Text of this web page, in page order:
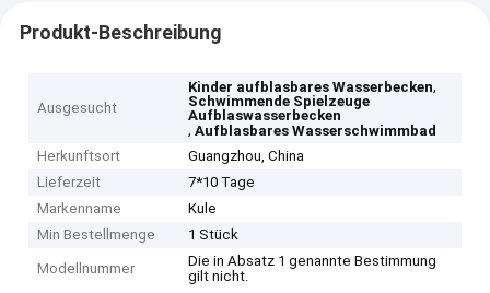
Produkt-Beschreibung
Ausgesucht
Kinder aufblasbares Wasserbecken,
Schwimmende Spielzeuge
Aufblaswasserbecken
,Aufblasbares Wasserschwimmbad
Herkunftsort
Guangzhou, China
Lieferzeit
7*10 Tage
Markenname
Kule
Min Bestellmenge
1 Stück
Modellnummer
Die in Absatz 1 genannte Bestimmung
gilt nicht.